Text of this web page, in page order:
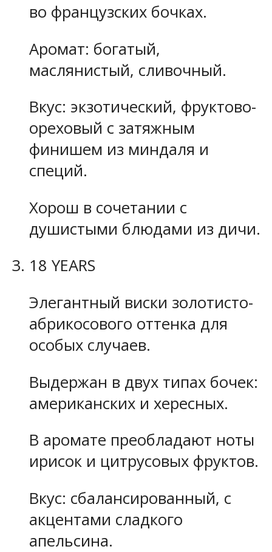
во французских бочках.
Аромат: богатый,
маслянистый, сливочный.
Вкус: экзотический, фруктово-
ореховый с затяжным
финишем из миндаля и
специй.
Хорош в сочетании с
душистыми блюдами из дичи.
18 YEARS
Элегантный виски золотисто-
абрикосового оттенка для
особых случаев.
Выдержан в двух типах бочек:
американских и хересных.
В аромате преобладают ноты
ирисок и цитрусовых фруктов.
Вкус: сбалансированный, с
акцентами сладкого
апельсина.